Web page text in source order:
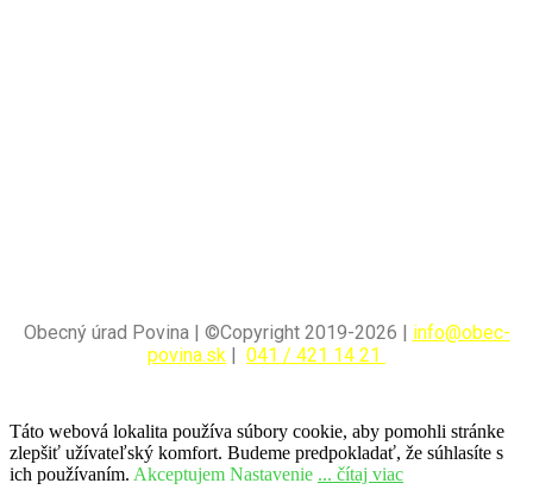
Obecný úrad Povina | ©Copyright 2019-2026 | info@obec-
povina.sk
041 / 421 14 21
Táto webová lokalita používa súbory cookie, aby pomohli stránke
zlepšiť užívateľský komfort. Budeme predpokladať, že súhlasíte s
ich používaním. Akceptujem Nastavenie ... čítaj viac